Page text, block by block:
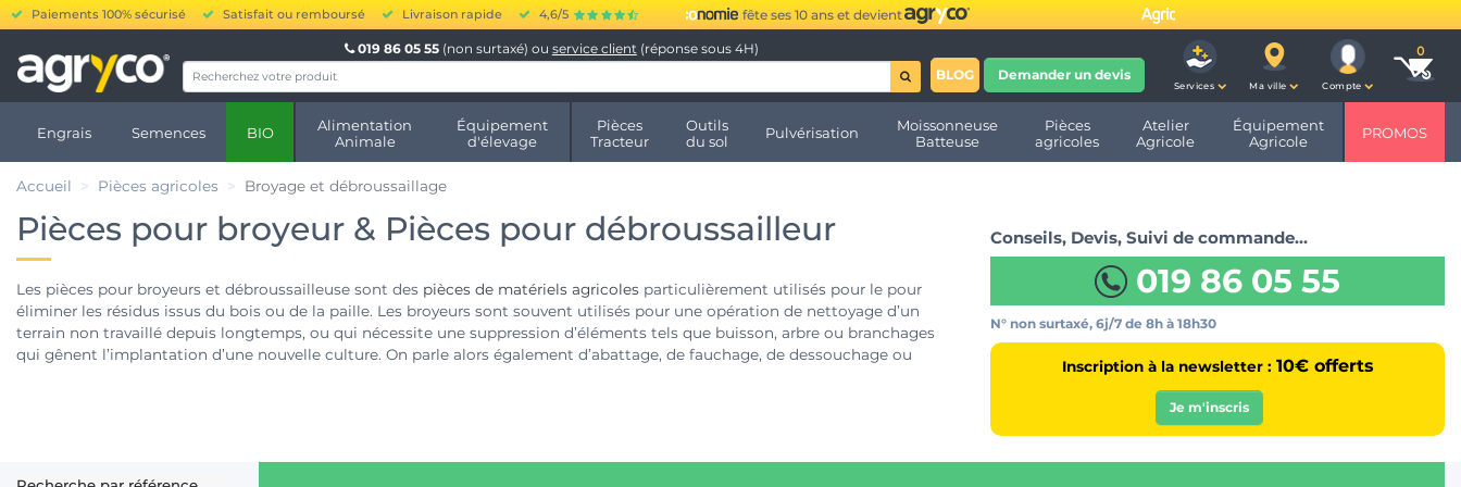
Paiements 100% sécurisé Satisfait ou remboursé Livraison rapide 4,6/5 fête ses 10 ans et devient
019 86 05 55 (non surtaxé) ou service client (réponse sous 4H)
BLOG
Demander un devis
Services Ma ville Compte
Engrais Semences BIO
Alimentation
Animale
Équipement
d'élevage
Pièces
Tracteur
Outils
du sol
Pulvérisation
Moissonneuse
Batteuse
Pièces
agricoles
Atelier
Agricole
Équipement
Agricole
PROMOS
Accueil Pièces agricoles Broyage et débroussaillage
Pièces pour broyeur & Pièces pour débroussailleur
Les pièces pour broyeurs et débroussailleuse sont des pièces de matériels agricoles particulièrement utilisés pour le pour
éliminer les résidus issus du bois ou de la paille. Les broyeurs sont souvent utilisés pour une opération de nettoyage d’un
terrain non travaillé depuis longtemps, ou qui nécessite une suppression d’éléments tels que buisson, arbre ou branchages
qui gênent l’implantation d’une nouvelle culture. On parle alors également d’abattage, de fauchage, de dessouchage ou
prestations qui limitent le risque de propagation des incendies, notamment dans un massif forestier ou en zones à risque
Conseils, Devis, Suivi de commande…
019 86 05 55
N° non surtaxé, 6j/7 de 8h à 18h30
Inscription à la newsletter : 10€ offerts
Je m'inscris